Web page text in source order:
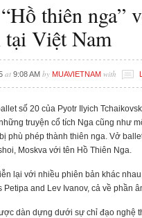
thiên nga”
Việt Nam
at 9:08 AM by MUAVIETNAM with
số 20 của Pyotr Ilyich
truyện cổ tích Nga cũng như
phù phép thành thiên nga. Vở
Moskva với tên Hồ Thiên Nga.
lại với nhiều phiên bản khác
Petipa and Lev Ivanov, cả về phần
dàn dựng dưới sự chỉ đạo nghệ